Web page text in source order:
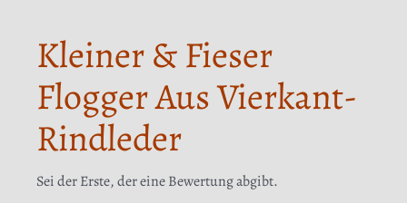
Kleiner & Fieser
Flogger Aus Vierkant-
Rindleder
Sei der Erste, der eine Bewertung abgibt.